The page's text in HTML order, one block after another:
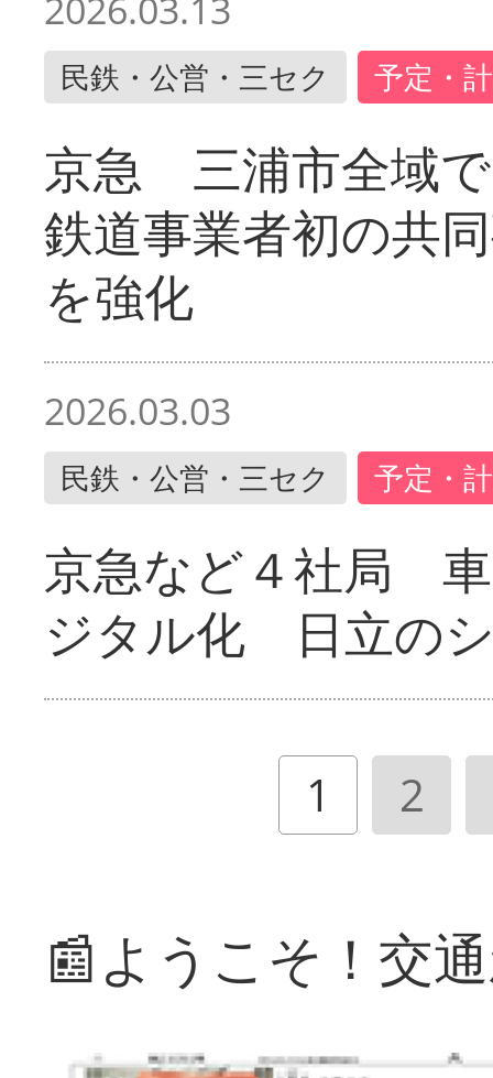
民鉄・公営・三セク 予定・
京急 三浦市全域
鉄道事業者初の共
を強化
2026.03.03
民鉄・公営・三セク 予定・
京急など４社局
ジタル化 日立の
1 2
📰ようこそ！交